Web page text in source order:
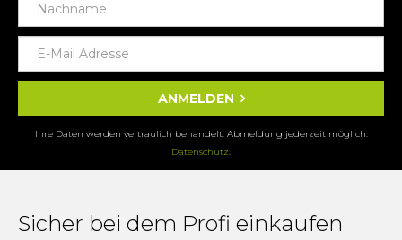
ANMELDEN
Ihre Daten werden vertraulich behandelt. Abmeldung jederzeit möglich.
Datenschutz.
Sicher bei dem Profi einkaufen